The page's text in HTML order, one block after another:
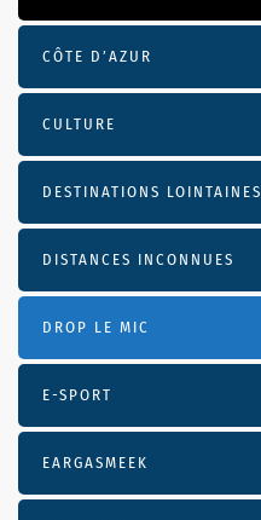
CÔTE D’AZUR
CULTURE
DESTINATIONS LOINTAINES
DISTANCES INCONNUES
DROP LE MIC
E-SPORT
EARGASMEEK